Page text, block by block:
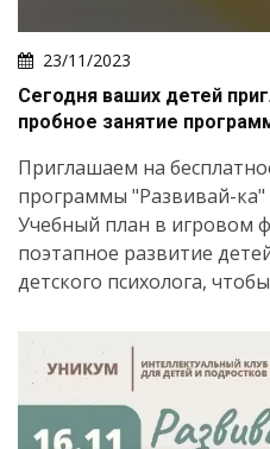
23/11/2023
Сегодня ваших детей
пробное занятие
Приглашаем на
программы "Развивай-ка"
Учебный план в игровом
поэтапное развитие
детского психолога,